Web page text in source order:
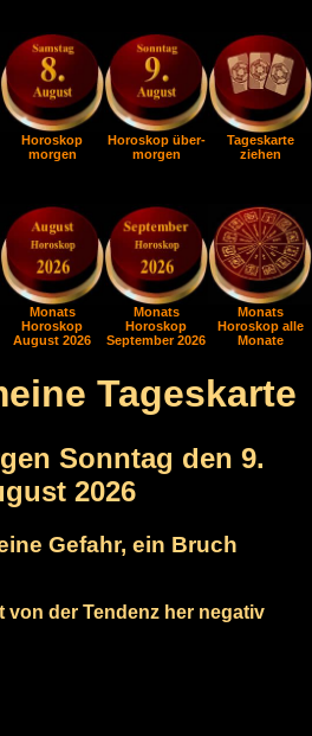
Horoskop
morgen
Horoskop über-
morgen
Tageskarte
ziehen
Monats
Horoskop
August 2026
Monats
Horoskop
September 2026
Monats
Horoskop alle
Monate
Tageskarte
Sonntag den 9.
2026
Gefahr, ein Bruch
von der Tendenz her negativ